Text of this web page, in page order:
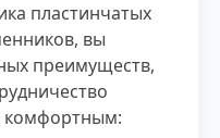
пластинчатых
вы
преимуществ,
комфортным: